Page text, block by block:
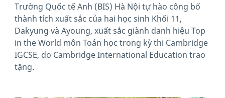
Trường Quốc tế Anh (BIS) Hà Nội tự hào công bố
thành tích xuất sắc của hai học sinh Khối 11,
Dakyung và Ayoung, xuất sắc giành danh hiệu Top
in the World môn Toán học trong kỳ thi Cambridge
IGCSE, do Cambridge International Education trao
tặng.